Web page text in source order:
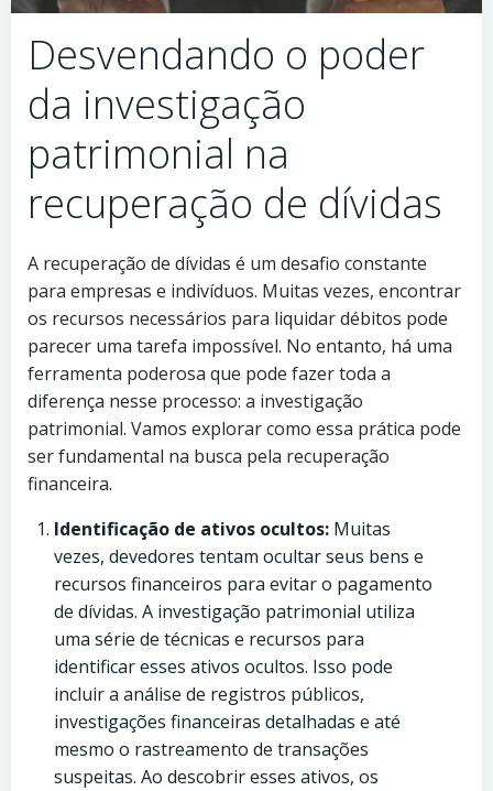
Desvendando o poder
da investigação
patrimonial na
recuperação de dívidas
A recuperação de dívidas é um desafio constante
para empresas e indivíduos. Muitas vezes, encontrar
os recursos necessários para liquidar débitos pode
parecer uma tarefa impossível. No entanto, há uma
ferramenta poderosa que pode fazer toda a
diferença nesse processo: a investigação
patrimonial. Vamos explorar como essa prática pode
ser fundamental na busca pela recuperação
financeira.
Identificação de ativos ocultos: Muitas
vezes, devedores tentam ocultar seus bens e
recursos financeiros para evitar o pagamento
de dívidas. A investigação patrimonial utiliza
uma série de técnicas e recursos para
identificar esses ativos ocultos. Isso pode
incluir a análise de registros públicos,
investigações financeiras detalhadas e até
mesmo o rastreamento de transações
suspeitas. Ao descobrir esses ativos, os